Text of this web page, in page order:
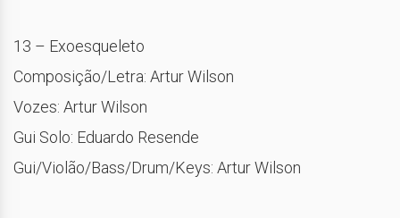
13 – Exoesqueleto
Composição/Letra: Artur Wilson
Vozes: Artur Wilson
Gui Solo: Eduardo Resende
Gui/Violão/Bass/Drum/Keys: Artur Wilson